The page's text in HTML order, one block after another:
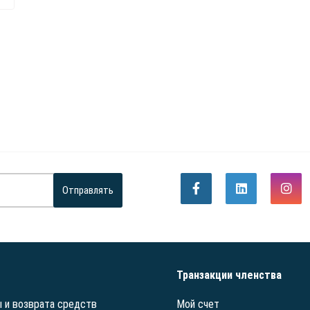
Отправлять
возврата средств
Транзакции членства
Мой счет